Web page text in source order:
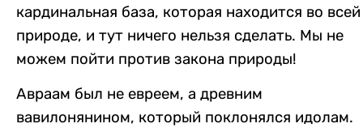
кардинальная база, которая находится во всей
природе, и тут ничего нельзя сделать. Мы не
можем пойти против закона природы!
Авраам был не евреем, а древним
вавилонянином, который поклонялся идолам.